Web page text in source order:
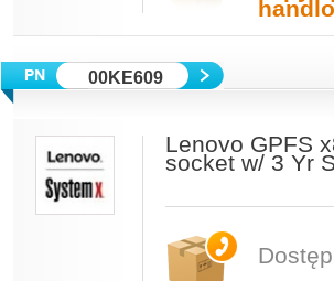
00KE609
Lenovo GPFS
socket w/ 3 Yr